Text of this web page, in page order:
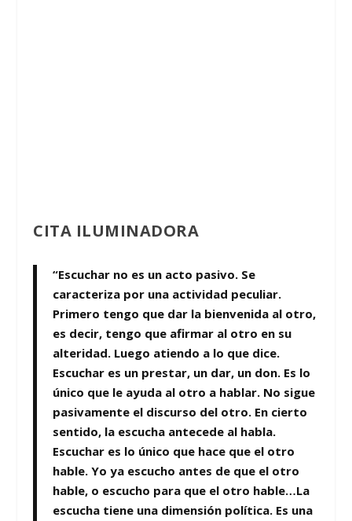
CITA ILUMINADORA
“Escuchar no es un acto pasivo. Se
caracteriza por una actividad peculiar.
Primero tengo que dar la bienvenida al otro,
es decir, tengo que afirmar al otro en su
alteridad. Luego atiendo a lo que dice.
Escuchar es un prestar, un dar, un don. Es lo
único que le ayuda al otro a hablar. No sigue
pasivamente el discurso del otro. En cierto
sentido, la escucha antecede al habla.
Escuchar es lo único que hace que el otro
hable. Yo ya escucho antes de que el otro
hable, o escucho para que el otro hable…La
escucha tiene una dimensión política. Es una